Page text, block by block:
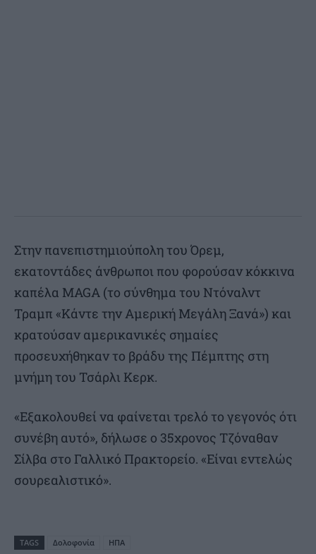
Στην πανεπιστημιούπολη του Όρεμ,
εκατοντάδες άνθρωποι που φορούσαν κόκκινα
καπέλα MAGA (το σύνθημα του Ντόναλντ
Τραμπ «Κάντε την Αμερική Μεγάλη Ξανά») και
κρατούσαν αμερικανικές σημαίες
προσευχήθηκαν το βράδυ της Πέμπτης στη
μνήμη του Τσάρλι Κερκ.
«Εξακολουθεί να φαίνεται τρελό το γεγονός ότι
συνέβη αυτό», δήλωσε ο 35χρονος Τζόναθαν
Σίλβα στο Γαλλικό Πρακτορείο. «Είναι εντελώς
σουρεαλιστικό».
TAGS Δολοφονία
ΗΠΑ